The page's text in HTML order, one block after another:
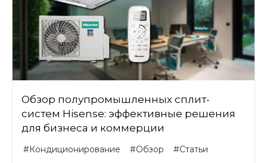
Обзор полупромышленных сплит-
систем Hisense: эффективные решения
для бизнеса и коммерции
#Кондиционирование #Обзор
#Статьи